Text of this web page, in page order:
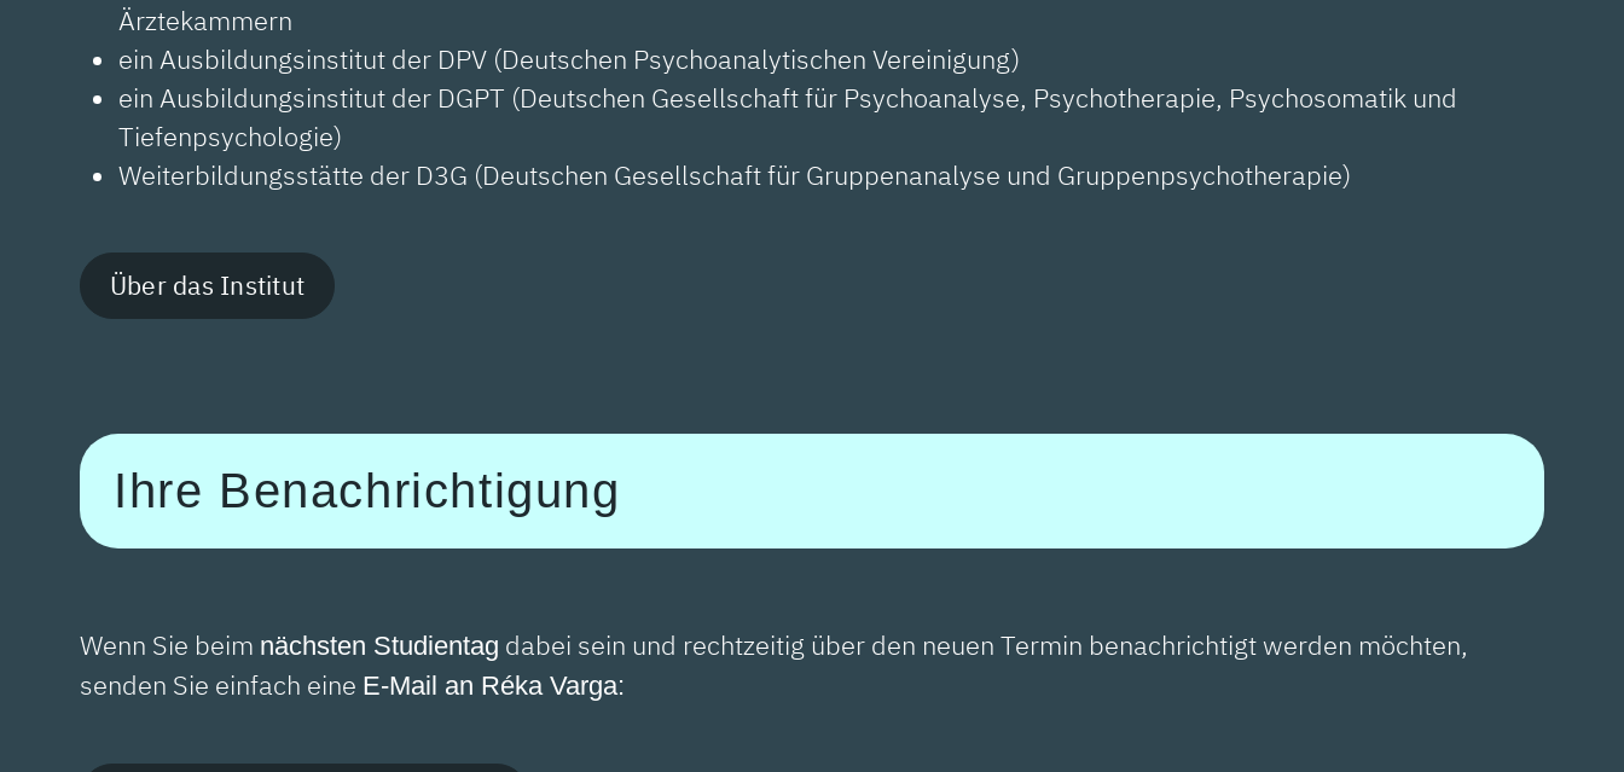
Ärztekammern
ein Ausbildungsinstitut der DPV (Deutschen Psychoanalytischen Vereinigung)
ein Ausbildungsinstitut der DGPT (Deutschen Gesellschaft für Psychoanalyse, Psychotherapie, Psychosomatik und
Tiefenpsychologie)
Weiterbildungsstätte der D3G (Deutschen Gesellschaft für Gruppenanalyse und Gruppenpsychotherapie)
Über das Institut
Ihre Benachrichtigung
Wenn Sie beim nächsten Studientag dabei sein und rechtzeitig über den neuen Termin benachrichtigt werden möchten,
senden Sie einfach eine E-Mail an Réka Varga: